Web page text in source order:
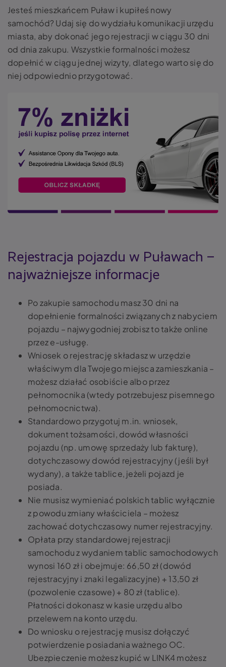
Jesteś mieszkańcem Puław i kupiłeś nowy
samochód? Udaj się do wydziału komunikacji urzędu
miasta, aby dokonać jego rejestracji w ciągu 30 dni
od dnia zakupu. Wszystkie formalności możesz
dopełnić w ciągu jednej wizyty, dlatego warto się do
niej odpowiednio przygotować.
Rejestracja pojazdu w Puławach –
najważniejsze informacje
Po zakupie samochodu masz 30 dni na
dopełnienie formalności związanych z nabyciem
pojazdu – najwygodniej zrobisz to także online
przez e-usługę.
Wniosek o rejestrację składasz w urzędzie
właściwym dla Twojego miejsca zamieszkania –
możesz działać osobiście albo przez
pełnomocnika (wtedy potrzebujesz pisemnego
pełnomocnictwa).
Standardowo przygotuj m.in. wniosek,
dokument tożsamości, dowód własności
pojazdu (np. umowę sprzedaży lub fakturę),
dotychczasowy dowód rejestracyjny (jeśli był
wydany), a także tablice, jeżeli pojazd je
posiada.
Nie musisz wymieniać polskich tablic wyłącznie
z powodu zmiany właściciela – możesz
zachować dotychczasowy numer rejestracyjny.
Opłata przy standardowej rejestracji
samochodu z wydaniem tablic samochodowych
wynosi 160 zł i obejmuje: 66,50 zł (dowód
rejestracyjny i znaki legalizacyjne) + 13,50 zł
(pozwolenie czasowe) + 80 zł (tablice).
Płatności dokonasz w kasie urzędu albo
przelewem na konto urzędu.
Do wniosku o rejestrację musisz dołączyć
potwierdzenie posiadania ważnego OC.
Ubezpieczenie możesz kupić w LINK4 możesz